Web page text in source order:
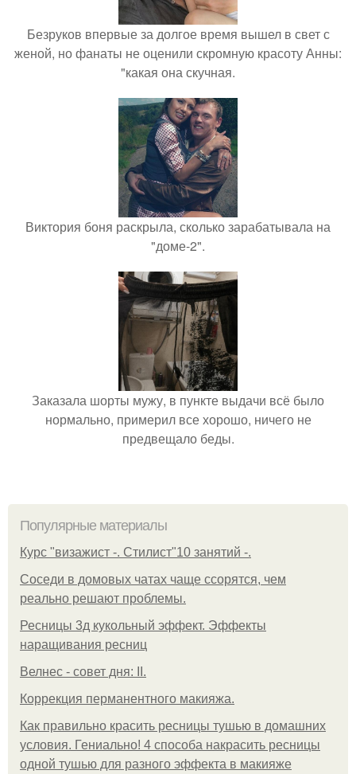
Безруков впервые за долгое время вышел в свет с
женой, но фанаты не оценили скромную красоту Анны:
"какая она скучная.
Виктория боня раскрыла, сколько зарабатывала на
"доме-2".
Заказала шорты мужу, в пункте выдачи всё было
нормально, примерил все хорошо, ничего не
предвещало беды.
Популярные материалы
Курс "визажист -. Стилист"10 занятий -.
Соседи в домовых чатах чаще ссорятся, чем
реально решают проблемы.
Ресницы 3д кукольный эффект. Эффекты
наращивания ресниц
Велнес - совет дня: II.
Коррекция перманентного макияжа.
Как правильно красить ресницы тушью в домашних
условия. Гениально! 4 способа накрасить ресницы
одной тушью для разного эффекта в макияже